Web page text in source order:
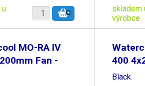
u
skladem
výrobce
MO-RA IV
Fan -
400
Black